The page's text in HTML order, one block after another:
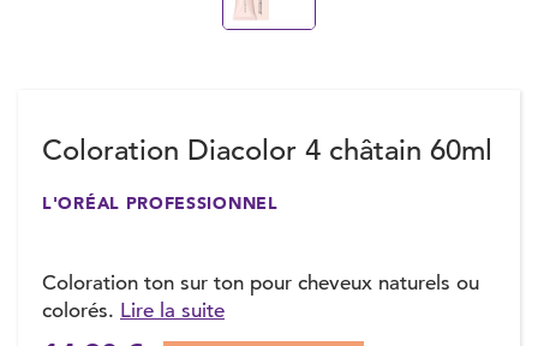
Coloration Diacolor 4 châtain 60ml
L'ORÉAL PROFESSIONNEL
Coloration ton sur ton pour cheveux naturels ou
colorés. Lire la suite